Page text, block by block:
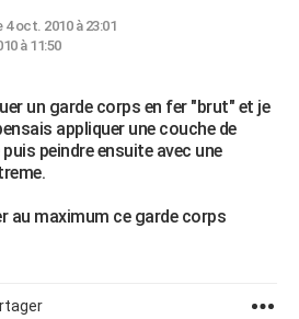
4 oct. 2010 à 23:01
à 11:50
un garde corps en fer "brut" et je
appliquer une couche de
peindre ensuite avec une
au maximum ce garde corps